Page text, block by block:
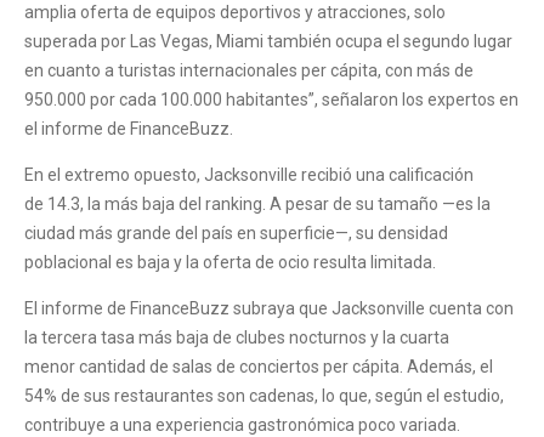
amplia oferta de equipos deportivos y atracciones, solo
superada por Las Vegas, Miami también ocupa el segundo lugar
en cuanto a turistas internacionales per cápita, con más de
950.000 por cada 100.000 habitantes”, señalaron los expertos en
el informe de FinanceBuzz.
En el extremo opuesto, Jacksonville recibió una calificación
de 14.3, la más baja del ranking. A pesar de su tamaño —es la
ciudad más grande del país en superficie—, su densidad
poblacional es baja y la oferta de ocio resulta limitada.
El informe de FinanceBuzz subraya que Jacksonville cuenta con
la tercera tasa más baja de clubes nocturnos y la cuarta
menor cantidad de salas de conciertos per cápita. Además, el
54% de sus restaurantes son cadenas, lo que, según el estudio,
contribuye a una experiencia gastronómica poco variada.